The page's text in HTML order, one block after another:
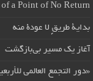
a Point of No Return
بداية طريقٍ لا عودة منه
آغاز یک مسیر بی‌بازگشت
«دور التجمع العالمي